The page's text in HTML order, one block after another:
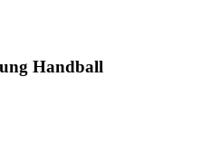
Handball